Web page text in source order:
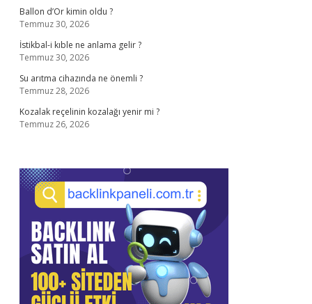
Ballon d’Or kimin oldu ?
Temmuz 30, 2026
İstikbal-i kıble ne anlama gelir ?
Temmuz 30, 2026
Su arıtma cihazında ne önemli ?
Temmuz 28, 2026
Kozalak reçelinin kozalağı yenir mi ?
Temmuz 26, 2026